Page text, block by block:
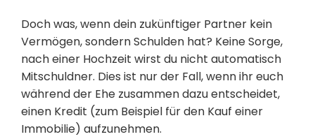
Doch was, wenn dein zukünftiger Partner kein
Vermögen, sondern Schulden hat? Keine Sorge,
nach einer Hochzeit wirst du nicht automatisch
Mitschuldner. Dies ist nur der Fall, wenn ihr euch
während der Ehe zusammen dazu entscheidet,
einen Kredit (zum Beispiel für den Kauf einer
Immobilie) aufzunehmen.